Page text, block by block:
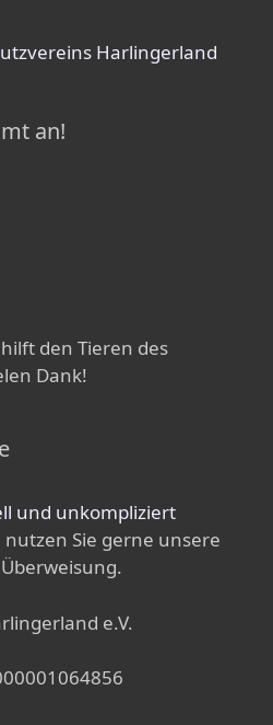
Harlingerland
an!
hilft den Tieren des
Dank!
und unkompliziert
Sie gerne unsere
e.V.